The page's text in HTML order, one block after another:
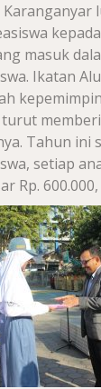
Karanganyar
masuk
Ikatan
Tahun ini
setiap
Rp. 600.000,